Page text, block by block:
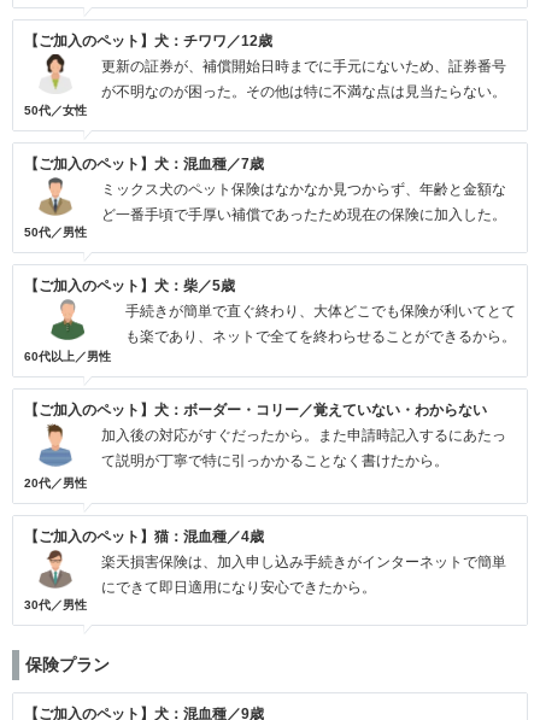
【ご加入のペット】犬：チワワ／12歳
50代／女性
更新の証券が、補償開始日時までに手元にないため、証券番号
が不明なのが困った。その他は特に不満な点は見当たらない。
【ご加入のペット】犬：混血種／7歳
50代／男性
ミックス犬のペット保険はなかなか見つからず、年齢と金額な
ど一番手頃で手厚い補償であったため現在の保険に加入した。
【ご加入のペット】犬：柴／5歳
60代以上／男性
手続きが簡単で直ぐ終わり、大体どこでも保険が利いてとて
も楽であり、ネットで全てを終わらせることができるから。
【ご加入のペット】犬：ボーダー・コリー／覚えていない・わからない
20代／男性
加入後の対応がすぐだったから。また申請時記入するにあたっ
て説明が丁寧で特に引っかかることなく書けたから。
【ご加入のペット】猫：混血種／4歳
30代／男性
楽天損害保険は、加入申し込み手続きがインターネットで簡単
にできて即日適用になり安心できたから。
保険プラン
【ご加入のペット】犬：混血種／9歳